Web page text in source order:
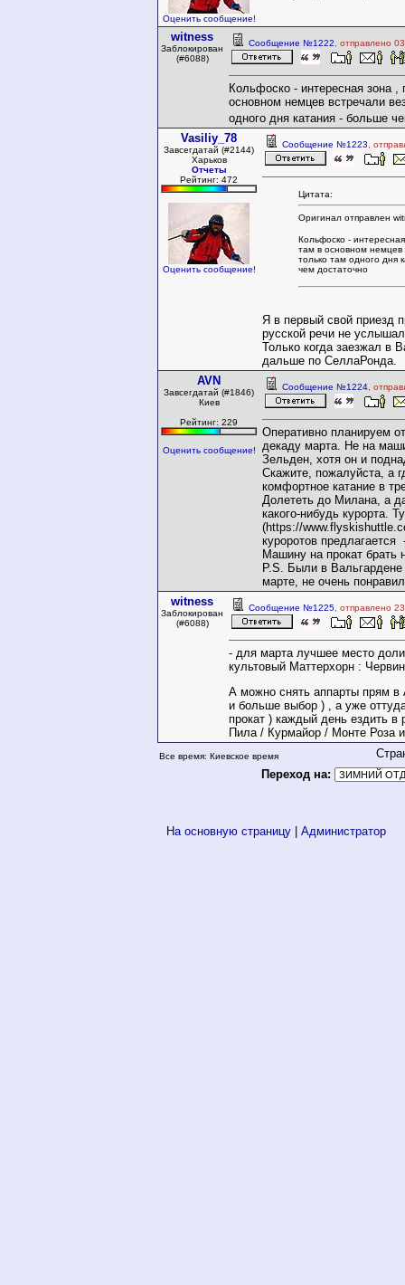
Оценить сообщение!
witness
Заблокирован
(#6088)
Сообщение №1222 , отправлено
Кольфоско - интересная зона ,
основном немцев встречали
одного дня катания - больше
Vasiliy_78
Завсегдатай (#2144)
Харьков
Отчеты
Рейтинг: 472
Оценить сообщение!
Сообщение №1223 ,
Цитата:
Оригинал отправлен
Кольфоско -
там в основном немцев
только там одного дня
чем достаточно
Я в первый свой приезд
русской речи не
Только когда заезжал в
дальше по СеллаРонда.
AVN
Завсегдатай (#1846)
Киев
Рейтинг: 229
Оценить сообщение!
Сообщение №1224 ,
Оперативно планируем
декаду марта. Не на
Зельден, хотя он и
Скажите, пожалуйста, а
комфортное катание в
Долететь до Милана, а
какого-нибудь курорта.
(https://
куроротов предлагается
Машину на прокат брать
P.S. Были в
марте, не очень
witness
Заблокирован
(#6088)
Сообщение №1225 , отправлено
- для марта лучшее место
культовый Маттерхорн :
А можно снять аппарты прям
и больше выбор ) , а уже
прокат ) каждый день ездить в
Пила / Курмайор / Монте Роза
Все время: Киевское время
Переход на:
На основную страницу Администратор